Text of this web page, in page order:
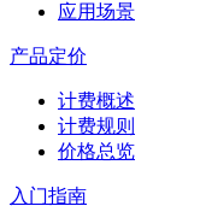
应用场景
产品定价
计费概述
计费规则
价格总览
入门指南